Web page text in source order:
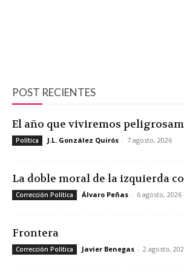
POST RECIENTES
El año que viviremos
Política J.L. González Quirós - 7 agosto, 2026
La doble moral de la izquierda
Corrección Política Álvaro Peñas - 6 agosto, 2026
Frontera
Corrección Política Javier Benegas - 2 agosto,